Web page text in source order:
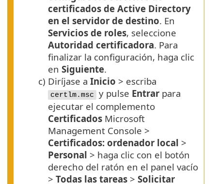
certificados de Active Directory
en el servidor de destino. En
Servicios de roles, seleccione
Autoridad certificadora. Para
finalizar la configuración, haga clic
en Siguiente.
c) Diríjase a Inicio > escriba
certlm.msc y pulse Entrar para
ejecutar el complemento
Certificados Microsoft
Management Console >
Certificados: ordenador local >
Personal > haga clic con el botón
derecho del ratón en el panel vacío
> Todas las tareas > Solicitar